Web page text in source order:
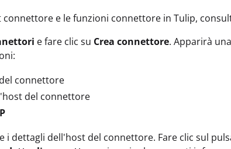
e le funzioni connettore in Tulip,
e fare clic su Crea connettore. Apparirà
connettore
del connettore
i dettagli dell'host del connettore. Fare clic sul